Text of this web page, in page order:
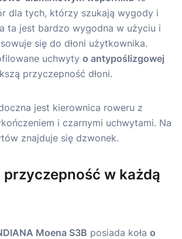
dla tych, którzy szukają wygody i
ta jest bardzo wygodna w użyciu i
się do dłoni użytkownika.
uchwyty o antypoślizgowej
przyczepność dłoni.
przyczepność w każdą
Moena S3B posiada koła o